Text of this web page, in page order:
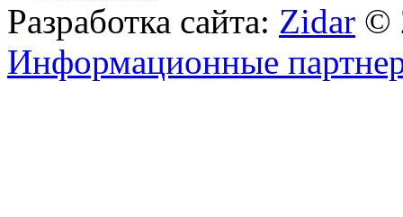
Разработка сайта: Zidar ©
Информационные